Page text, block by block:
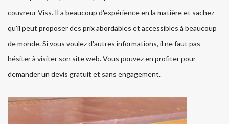
couvreur Viss. Il a beaucoup d'expérience en la matière et sachez
qu'il peut proposer des prix abordables et accessibles à beaucoup
de monde. Si vous voulez d'autres informations, il ne faut pas
hésiter à visiter son site web. Vous pouvez en profiter pour
demander un devis gratuit et sans engagement.